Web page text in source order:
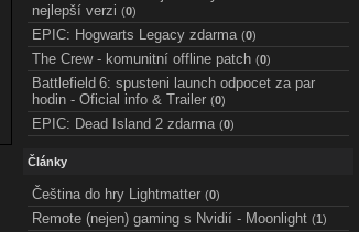
nejlepší verzi (0)
EPIC: Hogwarts Legacy zdarma (0)
The Crew - komunitní offline patch (0)
Battlefield 6: spusteni launch odpocet za par
hodin - Oficial info & Trailer (0)
EPIC: Dead Island 2 zdarma (0)
Články
Čeština do hry Lightmatter (0)
Remote (nejen) gaming s Nvidií - Moonlight (1)